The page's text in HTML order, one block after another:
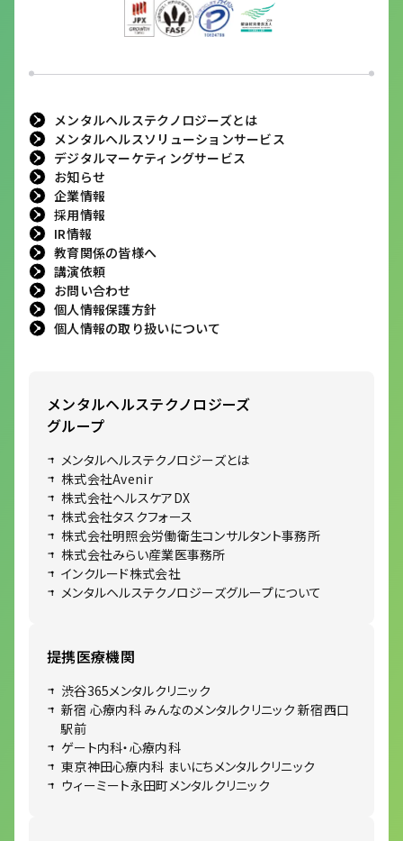
メンタルヘルステクノロジーズとは
メンタルヘルスソリューションサービス
デジタルマーケティングサービス
お知らせ
企業情報
採用情報
IR情報
教育関係の皆様へ
講演依頼
お問い合わせ
個人情報保護方針
個人情報の取り扱いについて
メンタルヘルステクノロジーズ
グループ
メンタルヘルステクノロジーズとは
株式会社Avenir
株式会社ヘルスケアDX
株式会社タスクフォース
株式会社明照会労働衛生コンサルタント事務所
株式会社みらい産業医事務所
インクルード株式会社
メンタルヘルステクノロジーズグループについて
提携医療機関
渋谷365メンタルクリニック
新宿 心療内科 みんなのメンタルクリニック 新宿西口
駅前
ゲート内科・心療内科
東京神田心療内科 まいにちメンタルクリニック
ウィーミート永田町メンタルクリニック